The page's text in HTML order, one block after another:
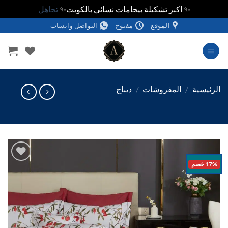
✨ اكبر تشكيلة بيجامات نسائي بالكويت✨تجاهل
الموقع مفتوح التواصل واتساب
/ المفروشات / ديباج
اضف
المفضلة